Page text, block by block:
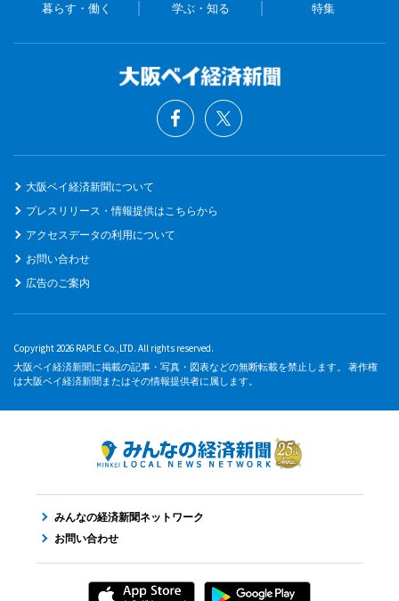
暮らす・働く 学ぶ・知る 特集
大阪ベイ経済新聞について
プレスリリース・情報提供はこちらから
アクセスデータの利用について
お問い合わせ
広告のご案内
Copyright 2026 RAPLE Co.,LTD. All rights reserved.
大阪ベイ経済新聞に掲載の記事・写真・図表などの無断転載を禁止します。 著作権
は大阪ベイ経済新聞またはその情報提供者に属します。
みんなの経済新聞ネットワーク
お問い合わせ